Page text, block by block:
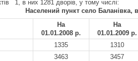
1, в них 1281 дворів, у тому числі:
Населений пункт село Баланівка,
На
01.01.2008 р.
На
01.01.2009 р.
1335
1310
3463
3457